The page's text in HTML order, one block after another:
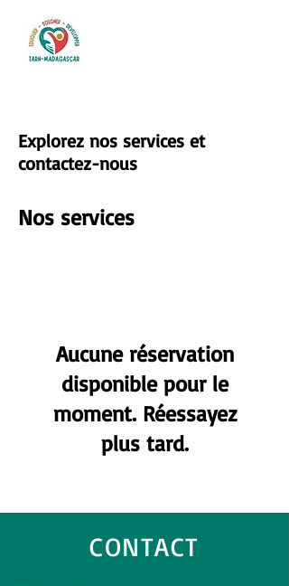
Explorez nos services et
contactez-nous
Nos services
Aucune réservation
disponible pour le
moment. Réessayez
plus tard.
CONTACT